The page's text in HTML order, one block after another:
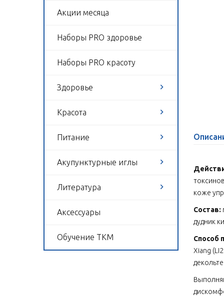
Акции месяца
Наборы PRO здоровье
Наборы PRO красоту
Здоровье
Красота
Питание
Акупунктурные иглы
Литература
Аксессуары
Обучение ТКМ
коже
Состав:
дудник
Способ
Xiang